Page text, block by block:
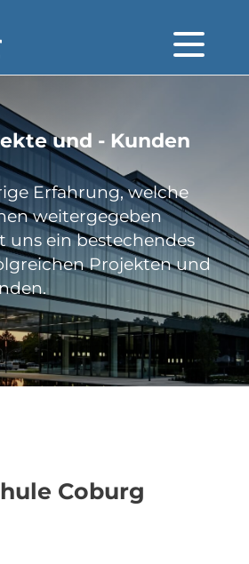
und - Kunden
Erfahrung, welche
weitergegeben
uns ein bestechendes
Projekten und
Coburg